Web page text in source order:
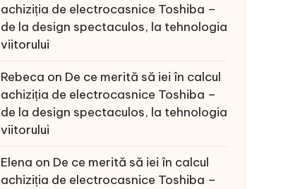
achiziția de electrocasnice Toshiba –
de la design spectaculos, la tehnologia
viitorului
Rebeca on De ce merită să iei în calcul
achiziția de electrocasnice Toshiba –
de la design spectaculos, la tehnologia
viitorului
Elena on De ce merită să iei în calcul
achiziția de electrocasnice Toshiba –